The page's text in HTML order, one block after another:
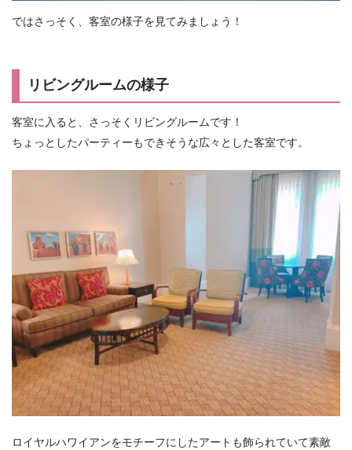
ではさっそく、客室の様子を見てみましょう！
リビングルームの様子
客室に入ると、さっそくリビングルームです！
ちょっとしたパーティーもできそうな広々とした客室です。
ロイヤルハワイアンをモチーフにしたアートも飾られていて素敵